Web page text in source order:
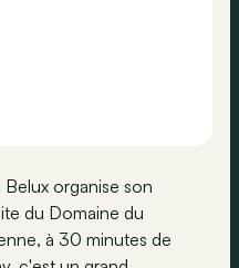
organise son
du Domaine du
à 30 minutes de